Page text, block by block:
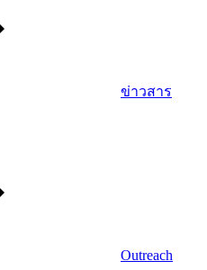
ข่าวสาร
Outreach